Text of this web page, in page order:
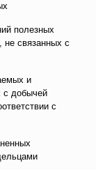
полезных
не связанных с
и
с добычей
с